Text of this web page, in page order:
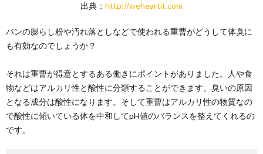
出典： http://weheartit.com
パンの膨らし粉や汚れ落としなどで使われる重曹がどうして体臭に
も有効なのでしょうか？
それは重曹が得意とするある働きにポイントがありました。人や食
物などはアルカリ性と酸性に分類することができます。臭いの原因
となる成分は酸性になります。そして重曹はアルカリ性の物質なの
で酸性に傾いている体を中和してpH値のバランスを整えてくれるの
です。